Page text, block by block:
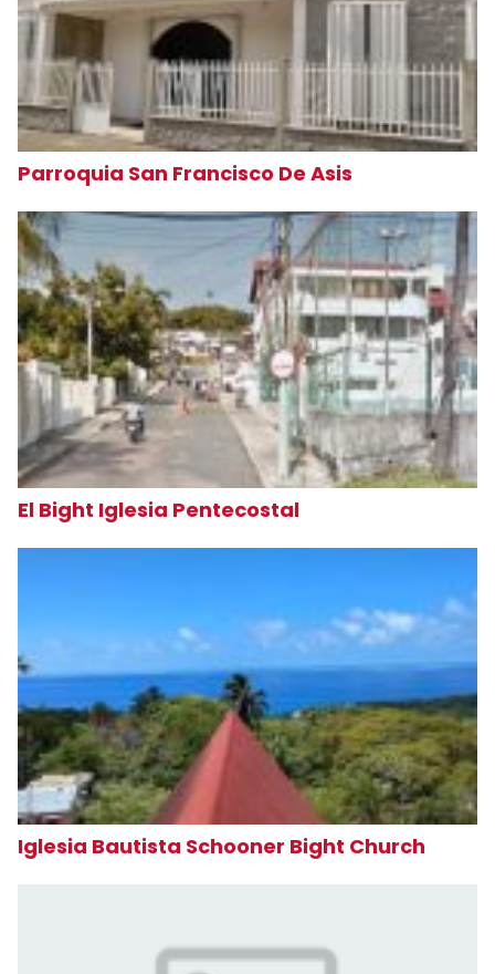
Parroquia San Francisco De Asis
El Bight Iglesia Pentecostal
Iglesia Bautista Schooner Bight Church